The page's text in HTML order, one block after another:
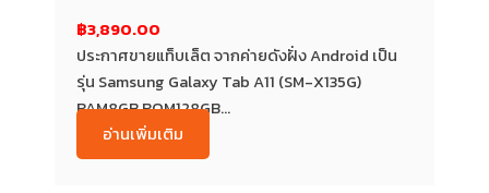
฿3,890.00
ประกาศขายแท็บเล็ต จากค่ายดังฝั่ง Android เป็น
รุ่น Samsung Galaxy Tab A11 (SM-X135G)
RAM8GB ROM128GB...
อ่านเพิ่มเติม